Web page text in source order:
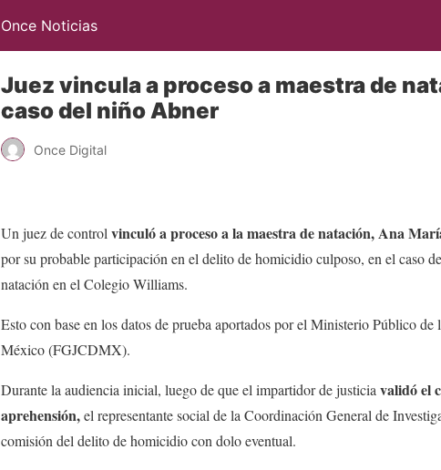
Once Noticias
Juez vincula a proceso a maestra de
caso del niño Abner
Once Digital
Un juez de control vinculó a proceso a la maestra de natación, Ana
por su probable participación en el delito de homicidio culposo, en el caso
natación en el Colegio Williams.
Esto con base en los datos de prueba aportados por el Ministerio Público
México (FGJCDMX).
Durante la audiencia inicial, luego de que el impartidor de justicia validó el
aprehensión,el representante social de la Coordinación General de
comisión del delito de homicidio con dolo eventual.